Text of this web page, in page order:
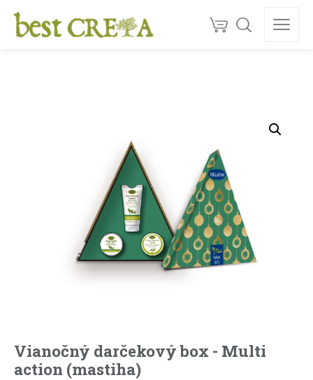
Vianočný darčekový box - Multi
action (mastiha)